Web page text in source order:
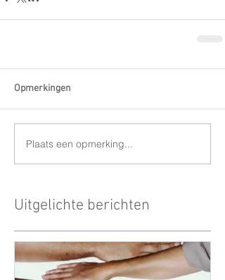
Opmerkingen
Plaats een opmerking...
Uitgelichte berichten